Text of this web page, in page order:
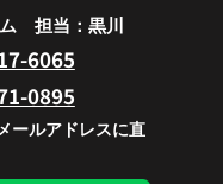
担当：黒川
6065
0895
ールアドレスに直